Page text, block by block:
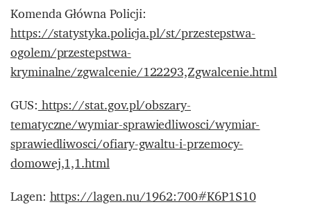
Komenda Główna Policji:
https://statystyka.policja.pl/st/przestepstwa-
ogolem/przestepstwa-
kryminalne/zgwalcenie/122293,Zgwalcenie.html
GUS:https://stat.gov.pl/obszary-
tematyczne/wymiar-sprawiedliwosci/wymiar-
sprawiedliwosci/ofiary-gwaltu-i-przemocy-
domowej,1,1.html
Lagen:https://lagen.nu/1962:700#K6P1S10